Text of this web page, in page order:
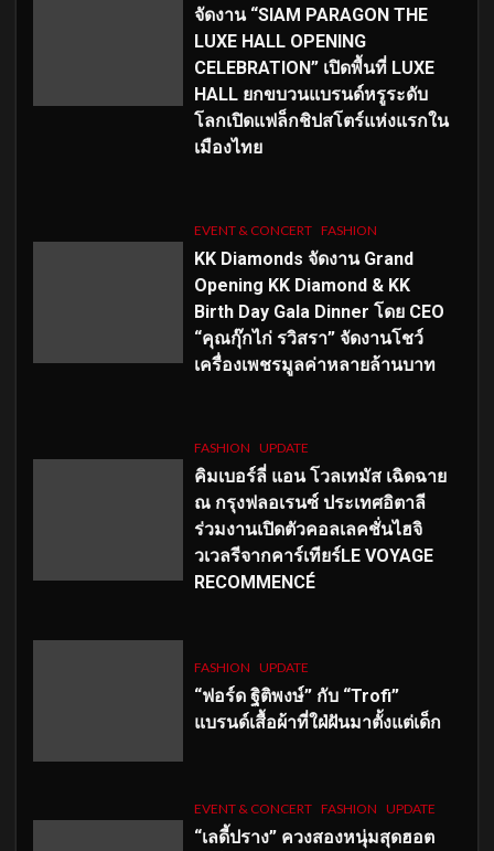
จัดงาน “SIAM PARAGON THE
LUXE HALL OPENING
CELEBRATION” เปิดพื้นที่ LUXE
HALL ยกขบวนแบรนด์หรูระดับ
โลกเปิดแฟล็กชิปสโตร์แห่งแรกใน
เมืองไทย
EVENT & CONCERT FASHION
KK Diamonds จัดงาน Grand
Opening KK Diamond & KK
Birth Day Gala Dinner โดย CEO
“คุณกุ๊กไก่ รวิสรา” จัดงานโชว์
เครื่องเพชรมูลค่าหลายล้านบาท
FASHION UPDATE
คิมเบอร์ลี่ แอน โวลเทมัส เฉิดฉาย
ณ กรุงฟลอเรนซ์ ประเทศอิตาลี
ร่วมงานเปิดตัวคอลเลคชั่นไฮจิ
วเวลรีจากคาร์เทียร์LE VOYAGE
RECOMMENCÉ
FASHION UPDATE
“ฟอร์ด ฐิติพงษ์” กับ “Trofi”
แบรนด์เสื้อผ้าที่ใฝ่ฝันมาตั้งแต่เด็ก
EVENT & CONCERT FASHION UPDATE
“เลดี้ปราง” ควงสองหนุ่มสุดฮอต